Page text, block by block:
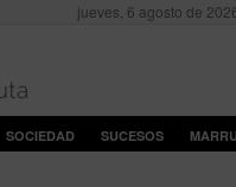
jueves, 6 agosto de
SOCIEDAD SUCESOS